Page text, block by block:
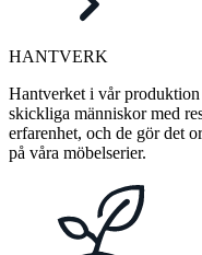
HANTVERK
Hantverket i vår
skickliga människor med
erfarenhet, och de gör det
på våra möbelserier.